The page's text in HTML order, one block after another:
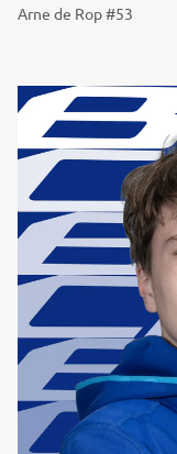
Arne de Rop #53